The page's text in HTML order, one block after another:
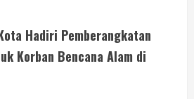
Hadiri Pemberangkatan
Korban Bencana Alam di